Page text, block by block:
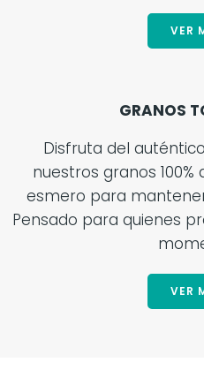
VER
GRANOS
Disfruta del
nuestros granos
esmero para
Pensado para quienes
VER